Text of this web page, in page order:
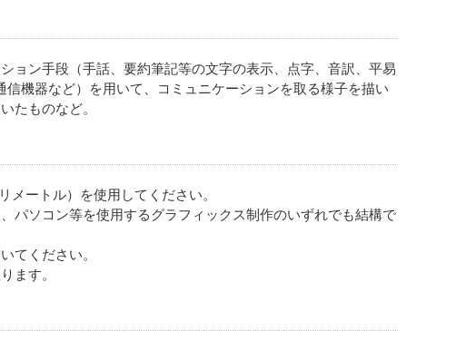
ョン手段（手話、要約筆記等の文字の表示、点字、音訳、平易
機器など）を用いて、コミュニケーションを取る様子を描い
たものなど。
ートル）を使用してください。
パソコン等を使用するグラフィックス制作のいずれでも結構で
てください。
ます。